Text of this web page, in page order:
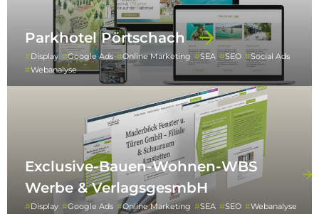
Parkhotel Pörtschach
Display Google Ads Online Marketing SEA SEO
Social Ads
Webanalyse
Exclusive-Bauen-Wohnen-WBS
Werbe & VerlagsgesmbH
Display Google Ads Online Marketing SEA SEO
Webanalyse